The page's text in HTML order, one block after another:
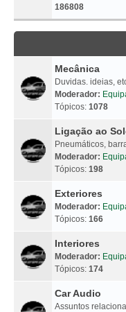
186808
Mecânica
Duvidas. ideias,
Moderador:
Tópicos: 1078
Ligação ao
Pneumáticos,
Moderador:
Tópicos: 198
Exteriores
Moderador:
Tópicos: 166
Interiores
Moderador:
Tópicos: 174
Car Audio
Assuntos